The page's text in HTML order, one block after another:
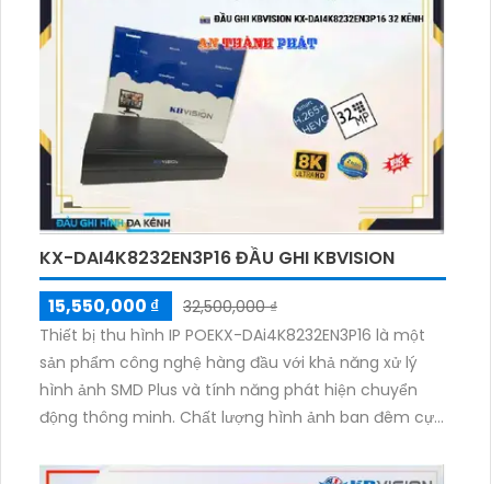
KX-DAI4K8232EN3P16 ĐẦU GHI KBVISION
15,550,000 ₫
32,500,000 ₫
Thiết bị thu hình IP POEKX-DAi4K8232EN3P16 là một
sản phẩm công nghệ hàng đầu với khả năng xử lý
hình ảnh SMD Plus và tính năng phát hiện chuyển
động thông minh. Chất lượng hình ảnh ban đêm cực
Thiết bị còn được trang bị 2 HDD với dung lượng lớn